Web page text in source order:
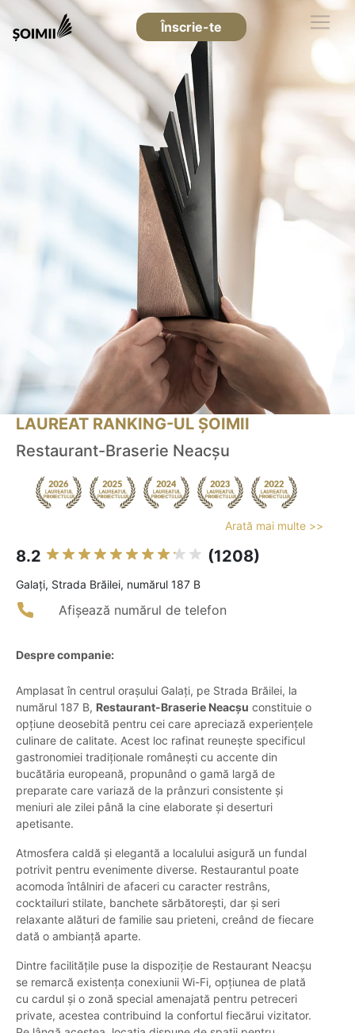
Înscrie-te
LAUREAT RANKING-UL ȘOIMII
Restaurant-Braserie Neacșu
Arată mai multe >>
8.2 (1208)
Galaţi, Strada Brăilei, numărul 187 B
Afișează numărul de telefon
Despre companie:
Amplasat în centrul orașului Galați, pe Strada Brăilei, la
numărul 187 B, Restaurant-Braserie Neacșu constituie o
opțiune deosebită pentru cei care apreciază experiențele
culinare de calitate. Acest loc rafinat reunește specificul
gastronomiei tradiționale românești cu accente din
bucătăria europeană, propunând o gamă largă de
preparate care variază de la prânzuri consistente și
meniuri ale zilei până la cine elaborate și deserturi
apetisante.
Atmosfera caldă și elegantă a localului asigură un fundal
potrivit pentru evenimente diverse. Restaurantul poate
acomoda întâlniri de afaceri cu caracter restrâns,
cocktailuri stilate, banchete sărbătorești, dar și seri
relaxante alături de familie sau prieteni, creând de fiecare
dată o ambianță aparte.
Dintre facilitățile puse la dispoziție de Restaurant Neacșu
se remarcă existența conexiunii Wi-Fi, opțiunea de plată
cu cardul și o zonă special amenajată pentru petreceri
private, acestea contribuind la confortul fiecărui vizitator.